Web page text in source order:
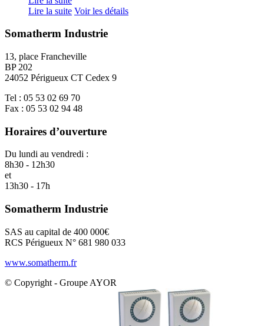
Lire la suite Voir les détails
Somatherm Industrie
13, place Francheville
BP 202
24052 Périgueux CT Cedex 9
Tel : 05 53 02 69 70
Fax : 05 53 02 94 48
Horaires d’ouverture
Du lundi au vendredi :
8h30 - 12h30
et
13h30 - 17h
Somatherm Industrie
SAS au capital de 400 000€
RCS Périgueux N° 681 980 033
www.somatherm.fr
© Copyright - Groupe AYOR